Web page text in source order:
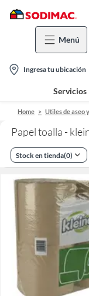
Menú
location-
icon
Ingresa tu ubicación
Servicios
Home Utiles de aseo
Papel toalla -
Stock en tienda(0)